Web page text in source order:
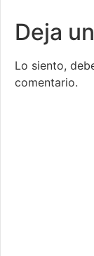
Deja
Lo siento,
comentario.